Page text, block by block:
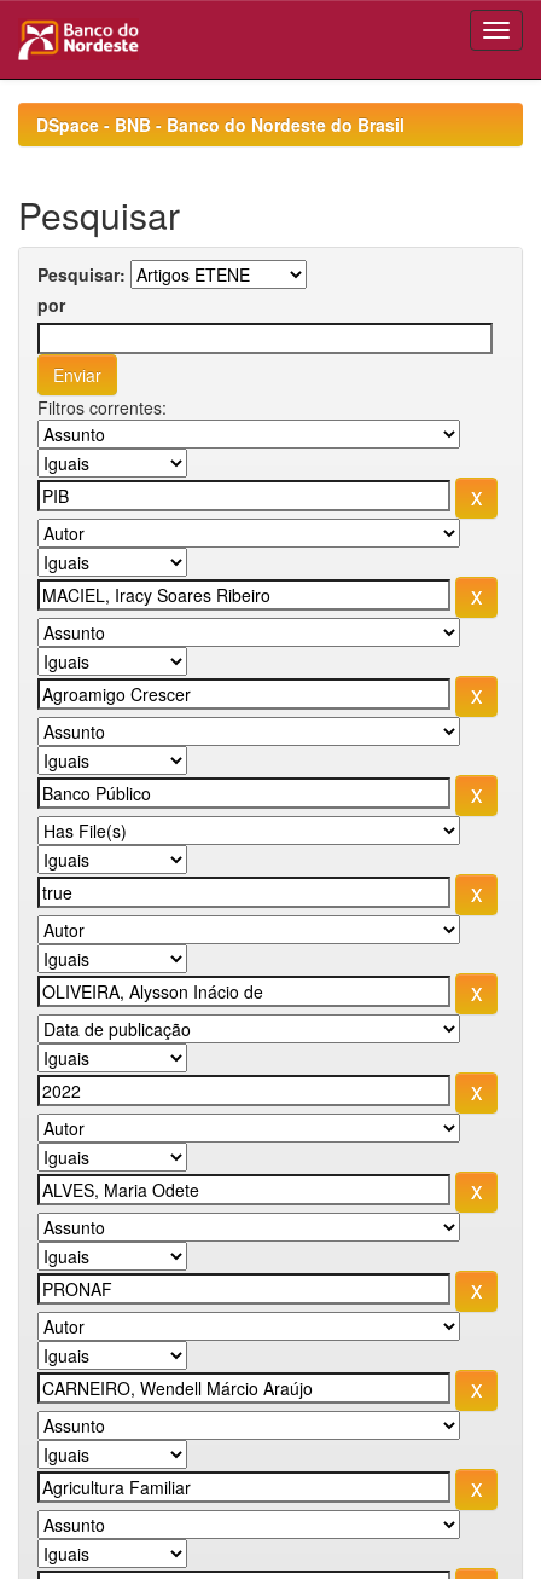
navigationDSpace - BNB - Banco do Nordeste do Brasil
Pesquisar
Pesquisar:
por
Filtros correntes: